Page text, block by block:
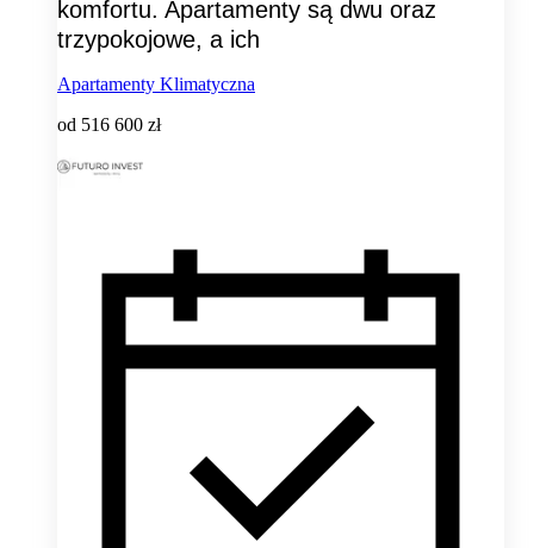
komfortu. Apartamenty są dwu oraz
trzypokojowe, a ich
Apartamenty Klimatyczna
od 516 600 zł